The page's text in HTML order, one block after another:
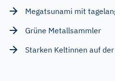
Megatsunami mit
Grüne Metallsammler
Starken Keltinnen auf